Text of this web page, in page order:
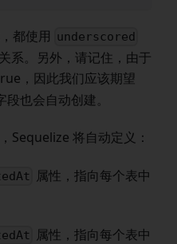
都使用 underscored
系。另外，请记住，由于
，因此我们应该期望
段也会自动创建。
Sequelize 将自动定义：
属性，指向每个表中
属性，指向每个表中